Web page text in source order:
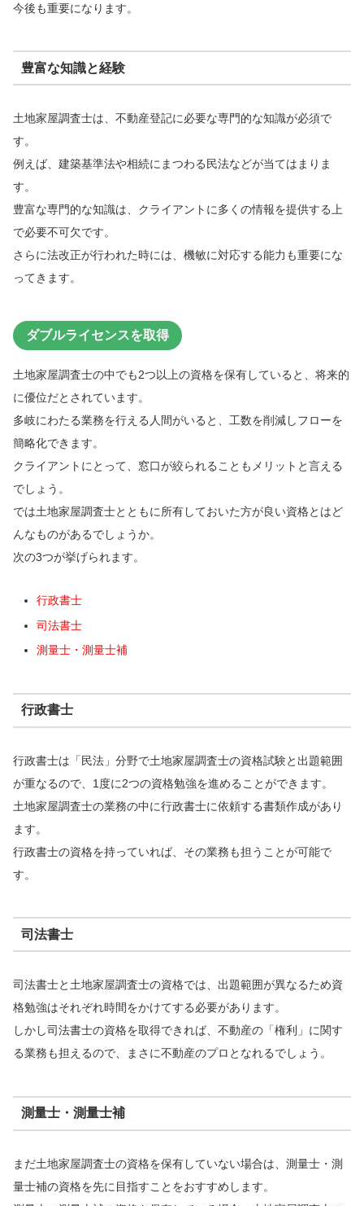
今後も重要になります。
豊富な知識と経験
土地家屋調査士は、不動産登記に必要な専門的な知識が必須で
す。
例えば、建築基準法や相続にまつわる民法などが当てはまりま
す。
豊富な専門的な知識は、クライアントに多くの情報を提供する上
で必要不可欠です。
さらに法改正が行われた時には、機敏に対応する能力も重要にな
ってきます。
ダブルライセンスを取得
土地家屋調査士の中でも2つ以上の資格を保有していると、将来的
に優位だとされています。
多岐にわたる業務を行える人間がいると、工数を削減しフローを
簡略化できます。
クライアントにとって、窓口が絞られることもメリットと言える
でしょう。
では土地家屋調査士とともに所有しておいた方が良い資格とはど
んなものがあるでしょうか。
次の3つが挙げられます。
行政書士
司法書士
測量士・測量士補
行政書士
行政書士は「民法」分野で土地家屋調査士の資格試験と出題範囲
が重なるので、1度に2つの資格勉強を進めることができます。
土地家屋調査士の業務の中に行政書士に依頼する書類作成があり
ます。
行政書士の資格を持っていれば、その業務も担うことが可能で
す。
司法書士
司法書士と土地家屋調査士の資格では、出題範囲が異なるため資
格勉強はそれぞれ時間をかけてする必要があります。
しかし司法書士の資格を取得できれば、不動産の「権利」に関す
る業務も担えるので、まさに不動産のプロとなれるでしょう。
測量士・測量士補
まだ土地家屋調査士の資格を保有していない場合は、測量士・測
量士補の資格を先に目指すことをおすすめします。